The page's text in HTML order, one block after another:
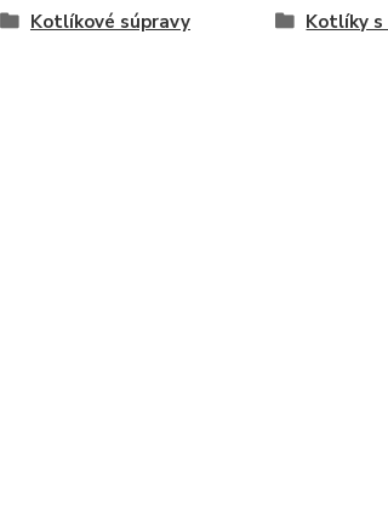
Kotlíkové súpravy Kotlíky s